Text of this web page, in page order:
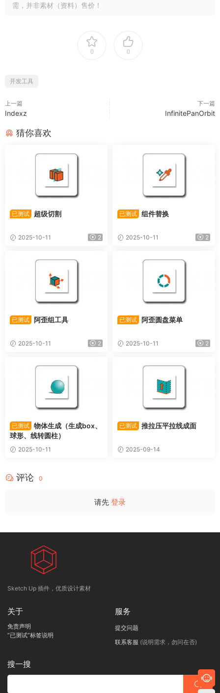
需，并非素材（资料）售价！
0 0
开发工具
上一篇
Indexz
下一篇
InfinitePanOrbit
猜你喜欢
已测试 超级切割
2025-10-11 2
已测试 组件替换
2025-10-11 2
已测试 阿歪组工具
2025-10-11 2
已测试 阿歪圆盘菜单
2025-10-11 2
已测试 物体生成（生成box、
球形、线转圆柱）
2025-10-11
已测试 推拉压平拉线成面
2025-09-14
评论 0
请先 登录
Sketch Up 插件，优质设计素材
关于
免责声明
“已测试”标签说明
服务
提交问题
联系客服 (说明需求，勿问在否)
搜一搜